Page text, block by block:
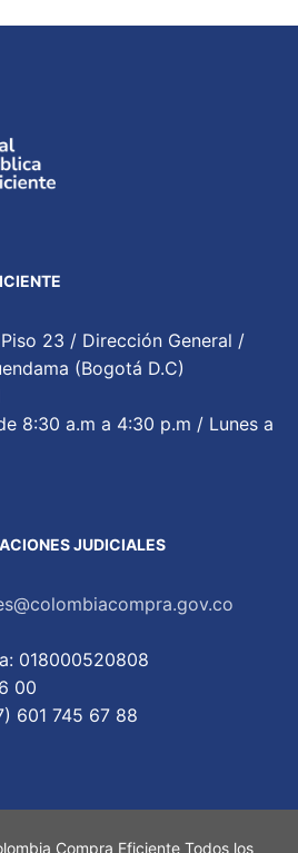
23 / Dirección General /
(Bogotá D.C)
8:30 a.m a 4:30 p.m / Lunes a
JUDICIALES
018000520808
00
601 745 67 88
Compra Eficiente Todos los